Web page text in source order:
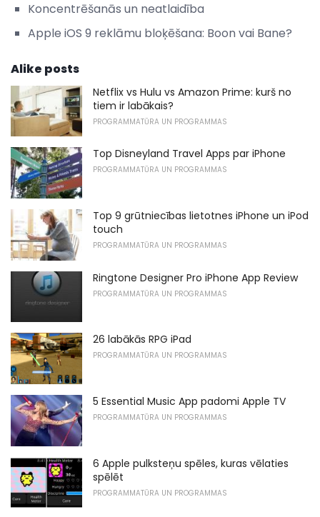
Koncentrēšanās un neatlaidība
Apple iOS 9 reklāmu bloķēšana: Boon vai Bane?
Alike posts
Netflix vs Hulu vs Amazon Prime: kurš no
tiem ir labākais?
PROGRAMMATŪRA UN PROGRAMMAS
Top Disneyland Travel Apps par iPhone
PROGRAMMATŪRA UN PROGRAMMAS
Top 9 grūtniecības lietotnes iPhone un iPod
touch
PROGRAMMATŪRA UN PROGRAMMAS
Ringtone Designer Pro iPhone App Review
PROGRAMMATŪRA UN PROGRAMMAS
26 labākās RPG iPad
PROGRAMMATŪRA UN PROGRAMMAS
5 Essential Music App padomi Apple TV
PROGRAMMATŪRA UN PROGRAMMAS
6 Apple pulksteņu spēles, kuras vēlaties
spēlēt
PROGRAMMATŪRA UN PROGRAMMAS